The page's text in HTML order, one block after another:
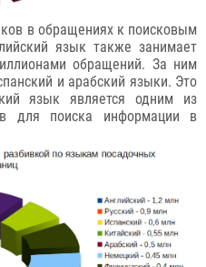
в обращениях к поисковым
язык также занимает
обращений. За ним
и арабский языки. Это
язык является одним из
для поиска информации в